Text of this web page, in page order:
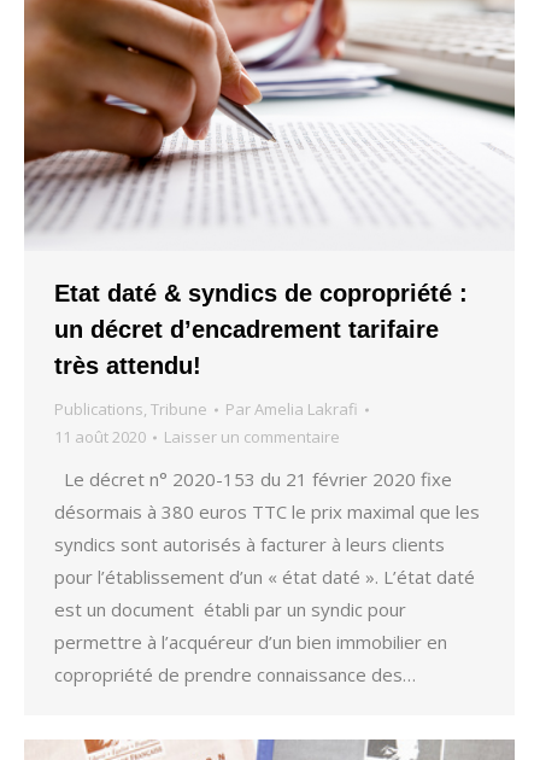
Etat daté & syndics de copropriété :
un décret d’encadrement tarifaire
très attendu!
Publications, Tribune ParAmelia Lakrafi
11 août 2020
Laisser un commentaire
Le décret n° 2020-153 du 21 février 2020 fixe
désormais à 380 euros TTC le prix maximal que les
syndics sont autorisés à facturer à leurs clients
pour l’établissement d’un « état daté ». L’état daté
est un document établi par un syndic pour
permettre à l’acquéreur d’un bien immobilier en
copropriété de prendre connaissance des…